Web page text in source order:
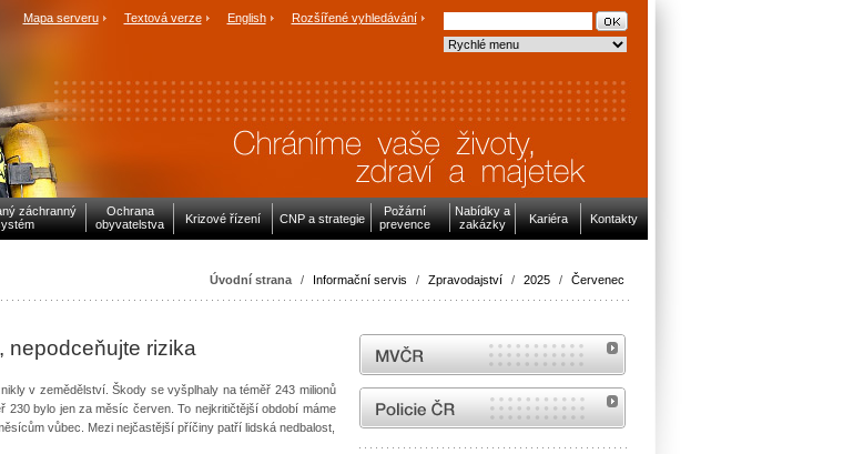
Mapa serveru Textová verze English Rozšířené vyhledávání
záchranný
Ochrana
obyvatelstva
Krizové řízení CNP a strategie
Požární
prevence
Nabídky a
zakázky
Kariéra Kontakty
Úvodní strana / Informační servis / Zpravodajství / 2025 / Červenec
nepodceňujte rizika
v zemědělství. Škody se vyšplhaly na téměř 243 milionů
bylo jen za měsíc červen. To nejkritičtější období máme
vůbec. Mezi nejčastější příčiny patří lidská nedbalost,
MVČR
internetové stránky Policie ČR